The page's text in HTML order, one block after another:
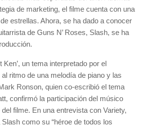
de marketing, el filme cuenta con una
estrellas. Ahora, se ha dado a conocer
de Guns N’ Roses, Slash, se ha
Ken’, un tema interpretado por el
ritmo de una melodía de piano y las
Ronson, quien co-escribió el tema
confirmó la participación del músico
filme. En una entrevista con Variety,
como su “héroe de todos los